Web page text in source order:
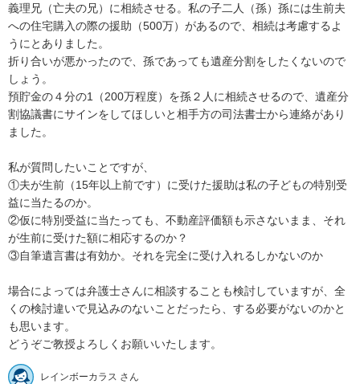
義理兄（亡夫の兄）に相続させる。私の子二人（孫）孫には生前夫
への住宅購入の際の援助（500万）があるので、相続は考慮するよ
うにとありました。
折り合いが悪かったので、孫であっても遺産分割をしたくないので
しょう。
預貯金の４分の1（200万程度）を孫２人に相続させるので、遺産分
割協議書にサインをしてほしいと相手方の司法書士から連絡があり
ました。
私が質問したいことですが、
①夫が生前（15年以上前です）に受けた援助は私の子どもの特別受
益に当たるのか。
②仮に特別受益に当たっても、不動産評価額も示さないまま、それ
が生前に受けた額に相応するのか？
③自筆遺言書は有効か。それを完全に受け入れるしかないのか
場合によっては弁護士さんに相談することも検討していますが、全
くの検討違いで見込みのないことだったら、する必要がないのかと
も思います。
どうぞご教授よろしくお願いいたします。
レインボーカラス さん